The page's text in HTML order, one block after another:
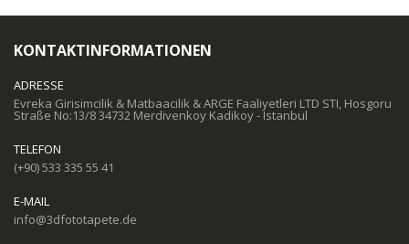
KONTAKTINFORMATIONEN
ADRESSE
Evreka Girisimcilik & Matbaacilik & ARGE Faaliyetleri LTD STI, Hosgoru
Straße No:13/8 34732 Merdivenkoy Kadikoy - Istanbul
TELEFON
(+90) 533 335 55 41
E-MAIL
info@3dfototapete.de